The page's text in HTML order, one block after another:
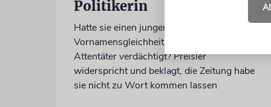
Politikerin
Hatte sie einen jungen Mann wegen einer
Vornamensgleichheit zu Unrecht als CSD-
Attentäter verdächtigt? Preisler
widerspricht und beklagt, die Zeitung habe
sie nicht zu Wort kommen lassen